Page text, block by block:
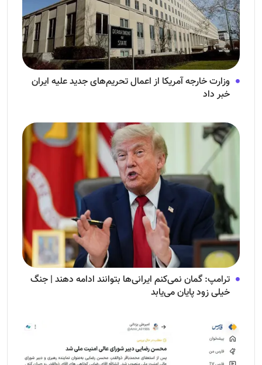
وزارت خارجه آمریکا از اعمال تحریم‌های جدید علیه ایران
خبر داد
ترامپ: گمان نمی‌کنم ایرانی‌ها بتوانند ادامه دهند | جنگ
خیلی زود پایان می‌یابد